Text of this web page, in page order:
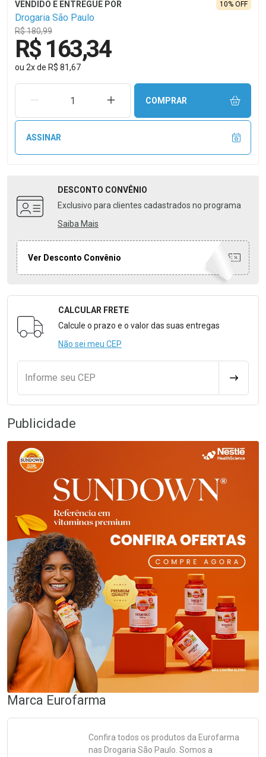
Drogaria São Paulo
R$ 180,99
10% OFF
R$ 163,34
ou 2xde R$ 81,67
REMOVER UMA UNIDADEAUMENTAR UMA UNIDADE
COMPRAR
ASSINAR
DESCONTO CONVÊNIO
Exclusivo para clientes cadastrados no programa
Saiba Mais
Ver Desconto Convênio
Formulário para Calcular o Frete
CALCULAR FRETE
Calcule o prazo e o valor das suas entregas
Não sei meu CEP
Informe seu CEP
Publicidade
Marca Eurofarma
Confira todos os produtos da Eurofarma
nas Drogaria São Paulo. Somos a